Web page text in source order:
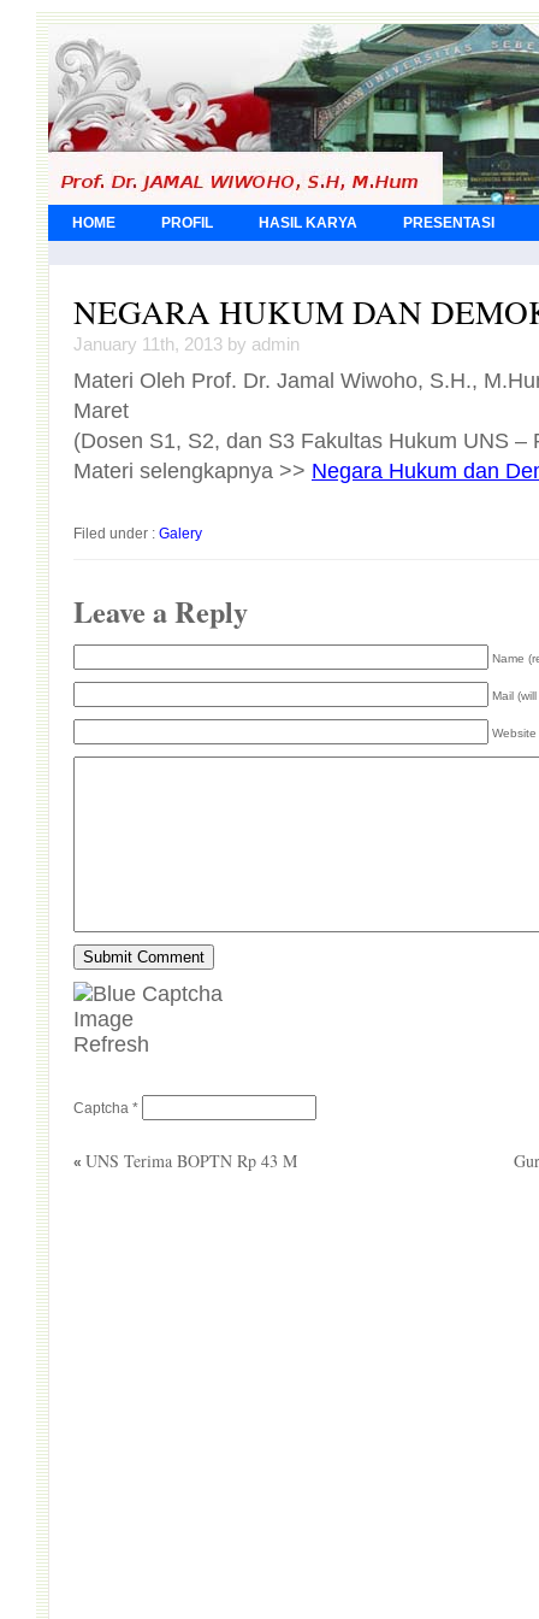
HOME PROFIL HASIL KARYA PRESENTASI
NEGARA HUKUM DAN
January 11th, 2013 by admin
Materi Oleh Prof. Dr. Jamal Wiwoho, S.H.,
Maret
(Dosen S1, S2, dan S3 Fakultas Hukum UNS –
Materi selengkapnya >> Negara Hukum dan
Filed under : Galery
Leave a Reply
Name
Mail
Website
Refresh
Captcha *
« UNS Terima BOPTN Rp 43 M